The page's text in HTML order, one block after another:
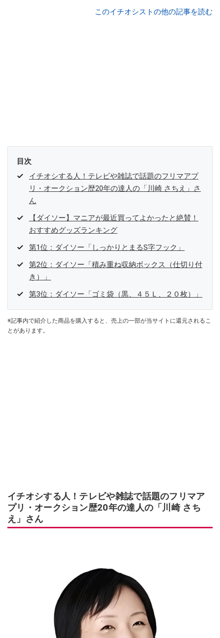
スマホ1つでスキマ時間に効率的に稼ぐ！』（翔泳社刊） ほか著書多
このイチオシストの他の記事を読む
目次
イチオシする人！テレビや雑誌で話題のフリマアプ
リ・オークション歴20年の達人の「川崎 さちえ」さ
ん
【ダイソー】マニアが最近買ってよかったと絶賛！
おすすめグッズランキング
第1位：ダイソー「しっかりとまるS字フック」
第2位：ダイソー「積み重ね収納ボックス（仕切り付
き）」
第3位：ダイソー「ゴミ袋（黒、４５Ｌ、２０枚）」
※記事内で紹介した商品を購入すると、売上の一部が当サイトに還元されるこ
とがあります。
イチオシする人！テレビや雑誌で話題のフリマア
プリ・オークション歴20年の達人の「川崎 さち
え」さん